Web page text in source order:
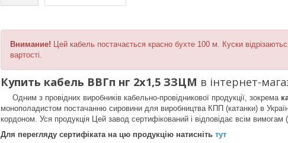
Внимание! Цей кабель постачається красно бухте 100 м. Куски
вартості.
Купить кабель ВВГп нг 2х1,5 ЗЗЦМ в інтернет-
Одним з провідних виробників кабельно-провідникової продукції, зокрема
монополадистом постачанню сировини для виробництва КПП (катанки) в
кордоном. Уся продукція Цей завод сертифікований і відповідає всім вимогам
Для перегляду сертифіката на цю продукцію натисніть тут